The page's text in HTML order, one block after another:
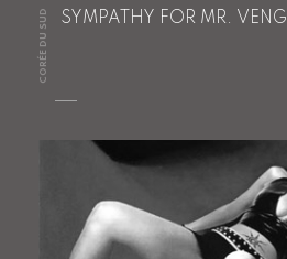
CORÉE DU SUD SYMPATHY FOR MR.